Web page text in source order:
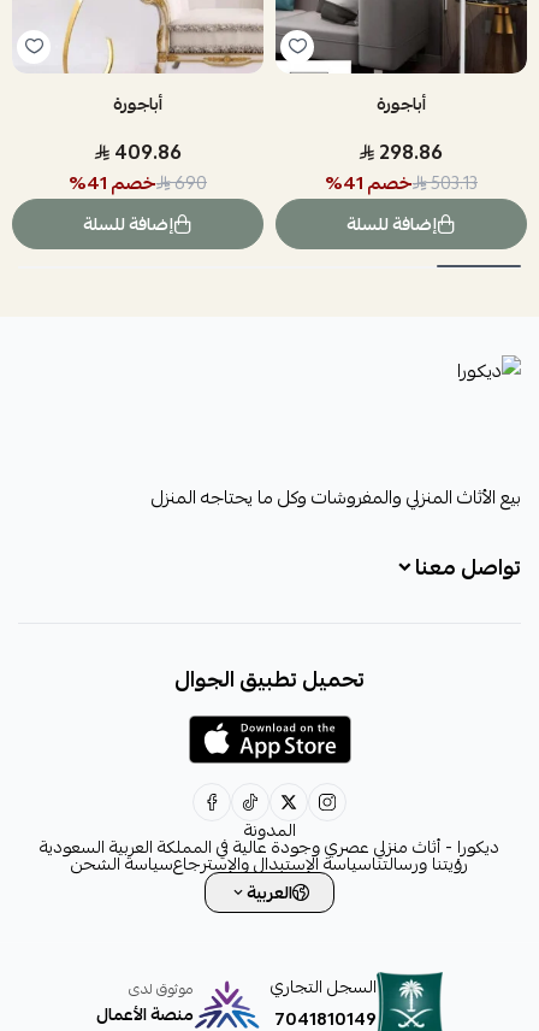
أباجورة
298.86
503.13 خصم41
%
إضافة للسلة
أباجورة
409.86
690 خصم41
%
إضافة للسلة
ديكورا
بيع الأثاث المنزلي والمفروشات وكل ما يحتاجه المنزل
تواصل معنا
decora6586@gmail.com
تحميل تطبيق الجوال
المدونة
ديكورا - أثاث منزلي عصري وجودة عالية في المملكة العربية السعودية
رؤيتنا ورسالتناسياسة الإستبدال والإسترجاعسياسة الشحن
العربية
السجل التجاري
7041810149
موثوق لدى
منصة الأعمال